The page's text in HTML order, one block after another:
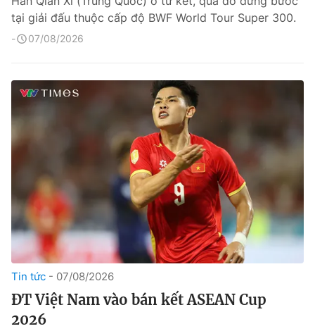
tại giải đấu thuộc cấp độ BWF World Tour Super 300.
07/08/2026
Tin tức 07/08/2026
ĐT Việt Nam vào bán kết ASEAN Cup
2026